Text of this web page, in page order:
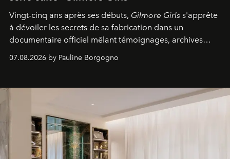
Vingt-cinq ans après ses débuts, Gilmore Girls s'apprête
à dévoiler les secrets de sa fabrication dans un
documentaire officiel mêlant témoignages, archives
inédites et plongée dans les coulisses d'un phénomène
générationnel.
07.08.2026 by Pauline Borgogno